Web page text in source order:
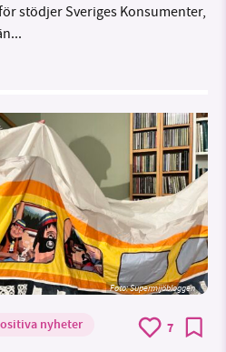
stödjer Sveriges Konsumenter,
Foto: Supermijöbloggen
nyheter 7